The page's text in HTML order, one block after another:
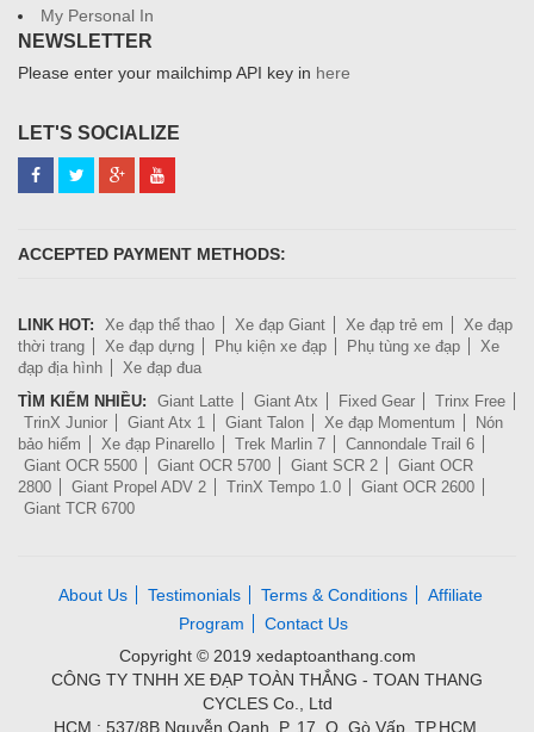
My Personal In
NEWSLETTER
Please enter your mailchimp API key in here
LET'S SOCIALIZE
ACCEPTED PAYMENT METHODS:
LINK HOT: Xe đạp thể thao Xe đạp Giant Xe đạp trẻ em
Xe đạp
thời trang
Xe đạp dựng Phụ kiện xe đạp Phụ tùng xe đạp
Xe
đạp địa hình
Xe đạp đua
TÌM KIẾM NHIỀU:
Giant Latte Giant Atx Fixed Gear
Trinx Free
TrinX Junior
Giant Atx 1 Giant Talon Xe đạp Momentum
Nón
bảo hiểm
Xe đạp Pinarello Trek Marlin 7
Cannondale Trail 6
Giant OCR 5500
Giant OCR 5700 Giant SCR 2
Giant OCR
2800
Giant Propel ADV 2 TrinX Tempo 1.0
Giant OCR 2600
Giant TCR 6700
About Us Testimonials Terms & Conditions
Affiliate
Program
Contact Us
Copyright © 2019 xedaptoanthang.com
CÔNG TY TNHH XE ĐẠP TOÀN THẮNG - TOAN THANG
CYCLES Co., Ltd
HCM : 537/8B Nguyễn Oanh, P. 17, Q. Gò Vấp, TP.HCM.